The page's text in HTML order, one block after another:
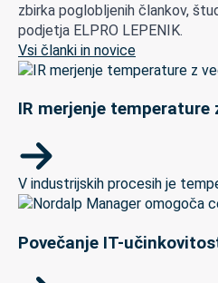
zbirka poglobljenih člankov,
podjetja ELPRO LEPENIK.
Vsi članki in novice
IR merjenje temperature
V industrijskih procesih je
Povečanje IT-